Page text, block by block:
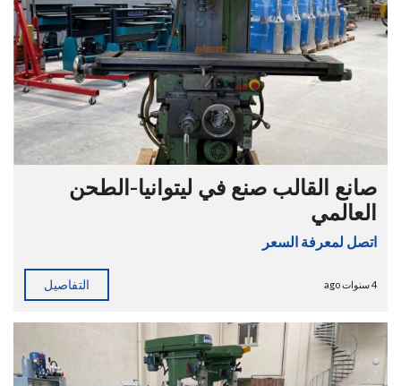
صانع القالب صنع في ليتوانيا-الطحن
العالمي
اتصل لمعرفة السعر
4 سنوات ago التفاصيل